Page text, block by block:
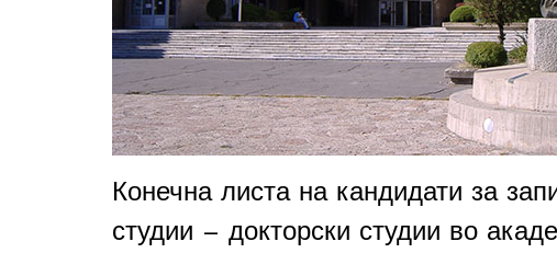
Конечна листа на кандидати за
студии – докторски студии во